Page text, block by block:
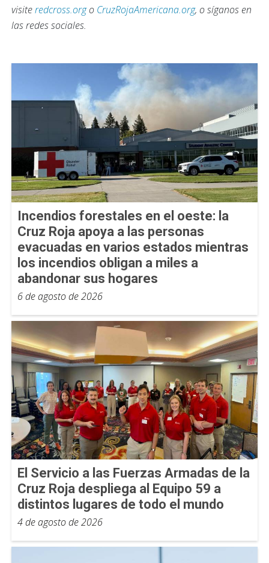
visiteredcross.orgo CruzRojaAmericana.org, o síganos en
las redes sociales.
Incendios forestales en el oeste: la
Cruz Roja apoya a las personas
evacuadas en varios estados mientras
los incendios obligan a miles a
abandonar sus hogares
6 de agosto de 2026
El Servicio a las Fuerzas Armadas de la
Cruz Roja despliega al Equipo 59 a
distintos lugares de todo el mundo
4 de agosto de 2026